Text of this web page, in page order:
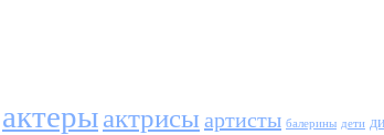
актерыактрисы артисты балерины дети